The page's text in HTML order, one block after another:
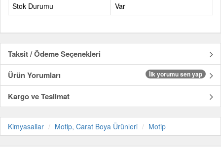
Stok Durumu
Var
Taksit / Ödeme Seçenekleri
Ürün Yorumları
İlk yorumu sen yap
Kargo ve Teslimat
Kimyasallar Motip, Carat Boya Ürünleri Motip